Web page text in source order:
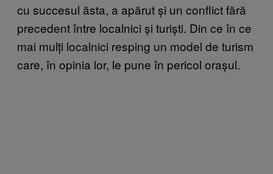
cu succesul ăsta, a apărut și un conflict fără
precedent între localnici și turiști. Din ce în ce
mai mulți localnici resping un model de turism
care, în opinia lor, le pune în pericol orașul.